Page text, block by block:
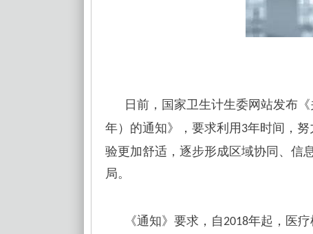
日前，国家卫生计生委网站发布
年）的通知》，要求利用 3年时间，
验更加舒适，逐步形成区域协同、信
局。
《通知》要求，自2018年起，医